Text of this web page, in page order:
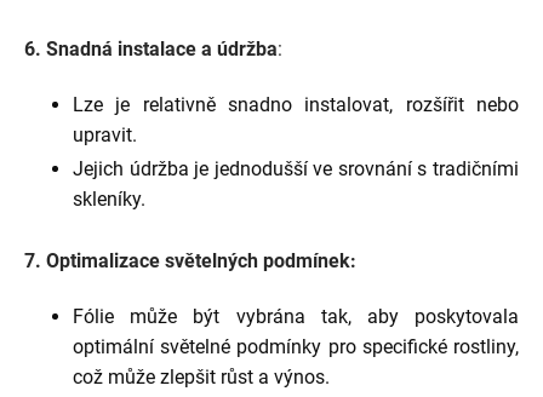
6. Snadná instalace a údržba:
Lze je relativně snadno instalovat, rozšířit nebo
upravit.
Jejich údržba je jednodušší ve srovnání s tradičními
skleníky.
7. Optimalizace světelných podmínek:
Fólie může být vybrána tak, aby poskytovala
optimální světelné podmínky pro specifické rostliny,
což může zlepšit růst a výnos.